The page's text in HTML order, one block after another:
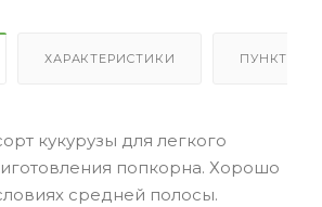
ХАРАКТЕРИСТИКИ ПУНКТЫ
кукурузы для легкого
попкорна. Хорошо
средней полосы.